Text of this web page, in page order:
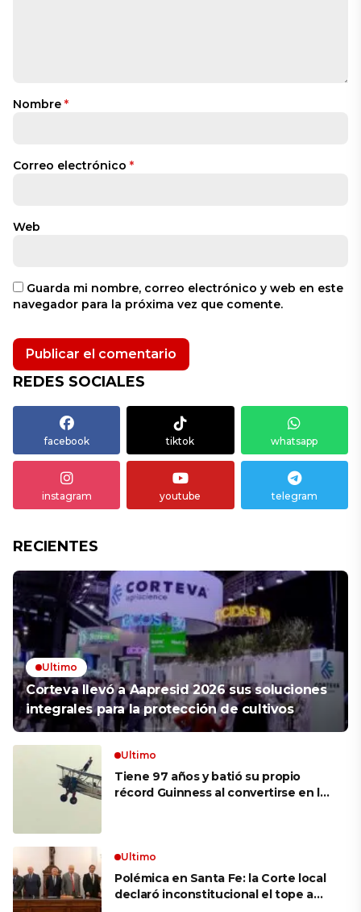
Nombre *
Correo electrónico *
Web
Guarda mi nombre, correo electrónico y web en este
navegador para la próxima vez que comente.
REDES SOCIALES
facebook tiktok whatsapp
instagram youtube telegram
RECIENTES
Ultimo
Corteva llevó a Aapresid 2026 sus soluciones
integrales para la protección de cultivos
Ultimo
Tiene 97 años y batió su propio
récord Guinness al convertirse en la
puedo’ no existen en mi vocabulario»
Ultimo
Polémica en Santa Fe: la Corte local
declaró inconstitucional el tope a